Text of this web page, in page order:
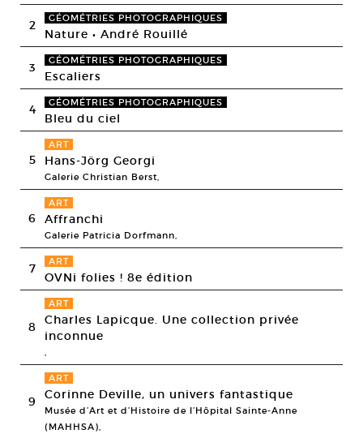
2 GÉOMÉTRIES PHOTOGRAPHIQUES
Nature • André Rouillé
3 GÉOMÉTRIES PHOTOGRAPHIQUES
Escaliers
4 GÉOMÉTRIES PHOTOGRAPHIQUES
Bleu du ciel
5
ART
Hans-Jörg Georgi
Galerie Christian Berst,
6
ART
Affranchi
Galerie Patricia Dorfmann,
7 ART
OVNi folies ! 8e édition
8
ART
Charles Lapicque. Une collection privée
inconnue
,
9
ART
Corinne Deville, un univers fantastique
Musée d’Art et d’Histoire de l’Hôpital Sainte-Anne
(MAHHSA),